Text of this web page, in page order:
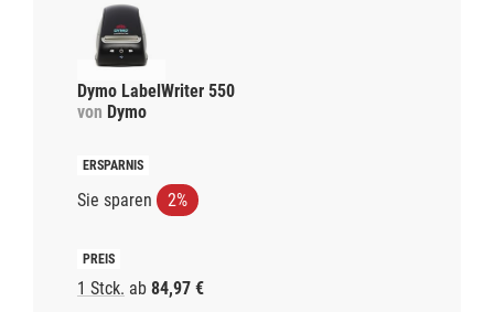
Dymo LabelWriter 550
von Dymo
Sie sparen 2%
1 Stck. ab 84,97 €